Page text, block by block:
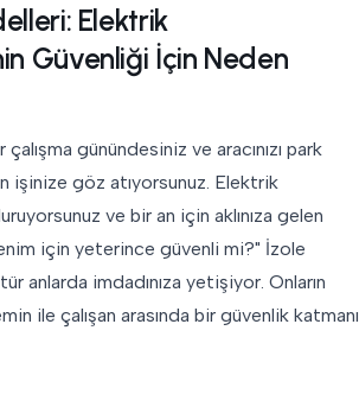
Elektrik
Güvenliği İçin Neden
günündesiniz ve aracınızı park
işinize göz atıyorsunuz. Elektrik
ve bir an için aklınıza gelen
için yeterince güvenli mi?" İzole
anlarda imdadınıza yetişiyor. Onların
ile çalışan arasında bir güvenlik katmanı